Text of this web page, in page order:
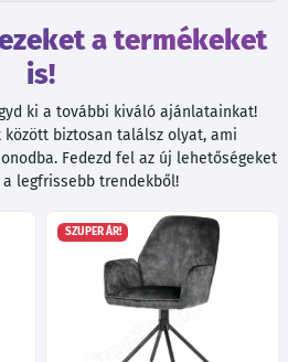
a termékeket
is!
ki a további kiváló ajánlatainkat!
biztosan találsz olyat, ami
Fedezd fel az új lehetőségeket
legfrissebb trendekből!
SZUPER ÁR!